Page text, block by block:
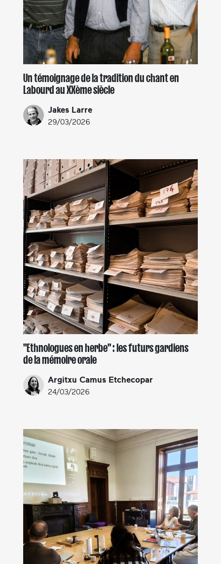
Un témoignage de la tradition du chant en
Labourd au XXème siècle
Jakes Larre
29/03/2026
"Ethnologues en herbe" : les futurs gardiens
de la mémoire orale
Argitxu Camus Etchecopar
24/03/2026